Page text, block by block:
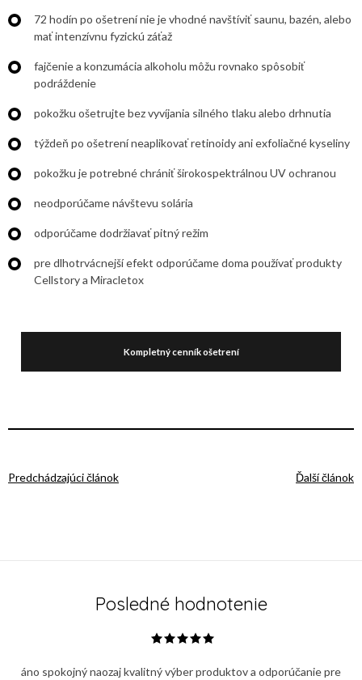
72 hodín po ošetrení nie je vhodné navštíviť saunu, bazén, alebo
mať intenzívnu fyzickú záťaž
fajčenie a konzumácia alkoholu môžu rovnako spôsobiť
podráždenie
pokožku ošetrujte bez vyvíjania silného tlaku alebo drhnutia
týždeň po ošetrení neaplikovať retinoidy ani exfoliačné kyseliny
pokožku je potrebné chrániť širokospektrálnou UV ochranou
neodporúčame návštevu solária
odporúčame dodržiavať pitný režim
pre dlhotrvácnejší efekt odporúčame doma používať produkty
Cellstory a Miracletox
Kompletný cenník ošetrení
Predchádzajúci článok Ďalší článok
Posledné hodnotenie
áno spokojný naozaj kvalitný výber produktov a odporúčanie pre